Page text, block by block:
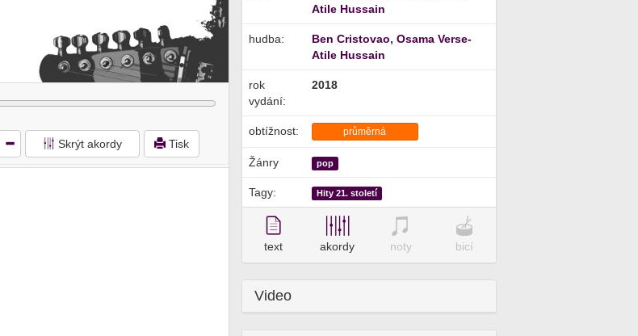
Skrýt akordy Tisk
Atile Hussain
hudba: Ben Cristovao, Osama Verse-
Atile Hussain
rok
vydání:
2018
obtížnost: průměrná
Žánry pop
Tagy: Hity 21. století
text akordy noty bicí
Video